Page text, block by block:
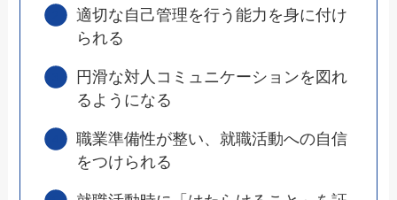
適切な自己管理を行う能力を身に付け
られる
円滑な対人コミュニケーションを図れ
るようになる
職業準備性が整い、就職活動への自信
をつけられる